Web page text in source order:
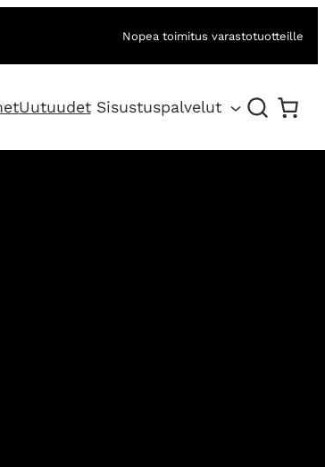
Nopea toimitus varastotuotteille
Uutuudet Sisustuspalvelut